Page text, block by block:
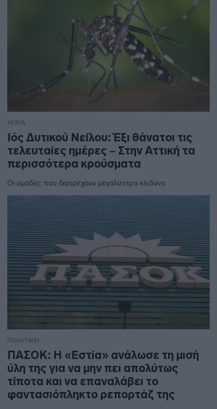
ΥΓΕΙΑ
Ιός Δυτικού Νείλου: Έξι θάνατοι τις
τελευταίες ημέρες – Στην Αττική τα
περισσότερα κρούσματα
Οι ομάδες που διατρέχουν μεγαλύτερο κίνδυνο
ΠΟΛΙΤΙΚΗ
ΠΑΣΟΚ: Η «Εστία» ανάλωσε τη μισή
ύλη της για να μην πει απολύτως
τίποτα και να επαναλάβει το
φαντασιόπληκτο ρεπορτάζ της